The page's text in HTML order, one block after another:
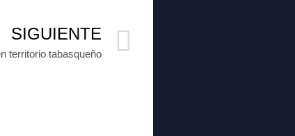
SIGUIENTE
territorio tabasqueño